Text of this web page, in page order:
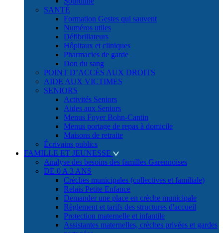
SANTÉ
Formation Gestes qui sauvent
Numéros utiles
Défibrillateurs
Hôpitaux et cliniques
Pharmacies de garde
Don du sang
POINT D’ACCÈS AUX DROITS
AIDE AUX VICTIMES
SENIORS
Activités Seniors
Aides aux Seniors
Menus Foyer Bohn-Cantin
Menus portage de repas à domicile
Maisons de retraite
Écrivains publics
FAMILLE ET JEUNESSE
Analyse des besoins des familles Garennoises
DE 0 A 3 ANS
Crèches municipales (collectives et familiale)
Relais Petite Enfance
Demander une place en crèche municipale
Règlement et tarifs des structures d'accueil
Protection maternelle et infantile
Assistantes maternelles, crèches privées et gardes